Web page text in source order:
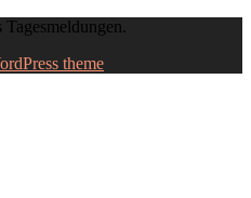
theme